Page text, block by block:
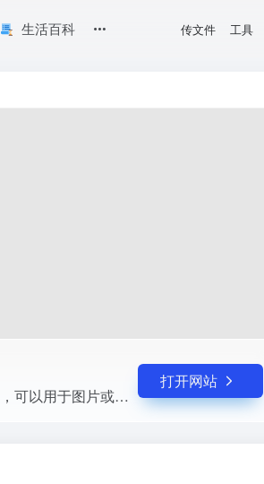
生活百科 传文件 工具
Change Face With AI是一款由AI驱动的换脸工具，可以用于图片或视频的换脸操作。用户可以上传源图像和目标图像或视频，通过在线AI换脸技术实现完美逼真的无缝换脸效果。这款工具的...
打开网站
目标图像或视频，通过在线AI换脸技术实现完美...